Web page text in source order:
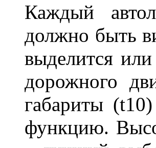
Каждый
должно быть
выделится или
дорожного
габариты
функцию.